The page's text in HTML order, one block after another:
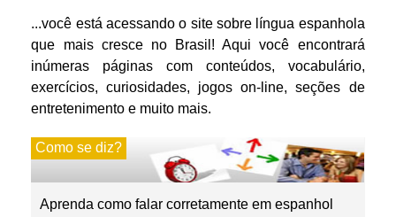
...você está acessando o site sobre língua espanhola
que mais cresce no Brasil! Aqui você encontrará
inúmeras páginas com conteúdos, vocabulário,
exercícios, curiosidades, jogos on-line, seções de
entretenimento e muito mais.
Como se diz?
Aprenda como falar corretamente em espanhol